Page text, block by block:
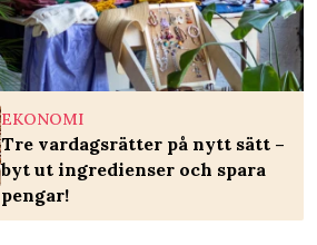
EKONOMI
Tre vardagsrätter på nytt sätt –
byt ut ingredienser och spara
pengar!